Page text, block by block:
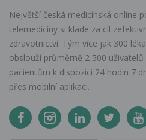
Největší česká medicínská online
telemedicíny si klade za cíl
zdravotnictví. Tým více jak 300
obslouží průměrně 2 500
pacientům k dispozici 24 hodin 7
přes mobilní aplikaci.